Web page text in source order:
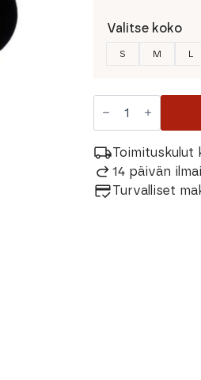
Valitse koko
S M L
Mico
Light
PERFORMANCE
Trail
Run
Crew
Unisex
Toimituskulut
14 päivän
Turvalliset